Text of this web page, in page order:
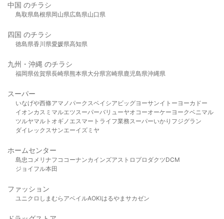
中国 のチラシ
鳥取県島根県岡山県広島県山口県
四国 のチラシ
徳島県香川県愛媛県高知県
九州・沖縄 のチラシ
福岡県佐賀県長崎県熊本県大分県宮崎県鹿児島県沖縄県
スーパー
いなげや西條アマノパークスベイシア ビッグヨーサンイトーヨーカドー
イオンカスミ マルエツスーパーバリューヤオコーオーケー ヨークベニマル
ツルヤマルト オギノ エスマート ライフ業務スーパーいかり フジグラン
ダイレックスサンエーイズミヤ
ホームセンター
島忠 コメリ ナフコ コーナンカインズアストロプロダクツDCM
ジョイフル本田
ファッション
ユニクロ しまむら アベイルAOKIはるやま サカゼン